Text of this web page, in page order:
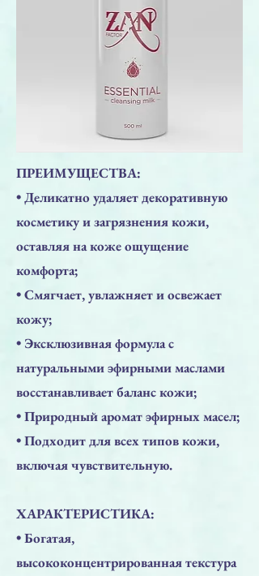
ПРЕИМУЩЕСТВА:
• Деликатно удаляет декоративную
косметику и загрязнения кожи,
оставляя на коже ощущение
комфорта;
• Смягчает, увлажняет и освежает
кожу;
• Эксклюзивная формула с
натуральными эфирными маслами
восстанавливает баланс кожи;
• Природный аромат эфирных масел;
• Подходит для всех типов кожи,
включая чувствительную.
ХАРАКТЕРИСТИКА:
• Богатая,
высококонцентрированная текстура